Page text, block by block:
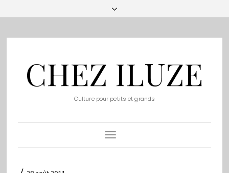
CHEZ ILUZE
Culture pour petits et grands
Toggle
Navigation